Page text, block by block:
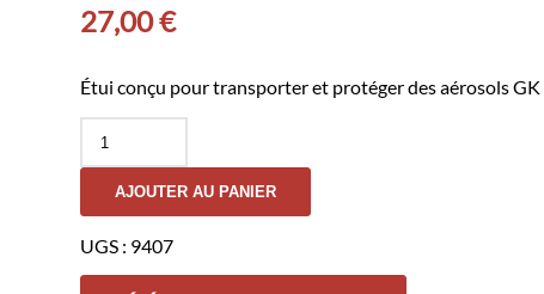
27,00€
Étui conçu pour transporter et protéger des aérosols
Porte-
Aérosol
100ml
-
LABEL
AJOUTER AU PANIER
UGS : 9407